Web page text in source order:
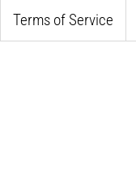
Terms of Service